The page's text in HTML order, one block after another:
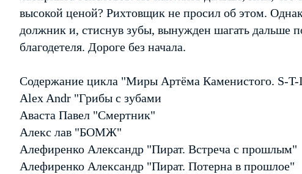
высокой ценой? Рихтовщик не просил об этом.
должник и, стиснув зубы, вынужден шагать дальше
благодетеля. Дороге без начала.
Содержание цикла "Миры Артёма Каменистого. S-
Alex Andr "Грибы с зубами
Аваста Павел "Смертник"
Алекс лав "БОМЖ"
Алефиренко Александр "Пират. Встреча с прошлым"
Алефиренко Александр "Пират. Потерна в прошлое"